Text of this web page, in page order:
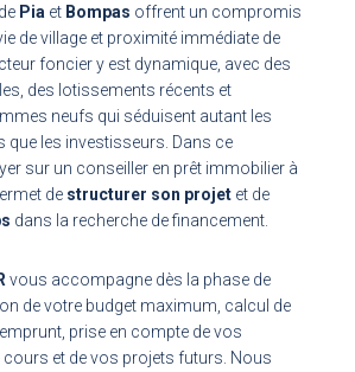
Pia et Bompas offrent un compromis
de village et proximité immédiate de
foncier y est dynamique, avec des
des lotissements récents et
neufs qui séduisent autant les
que les investisseurs. Dans ce
sur un conseiller en prêt immobilier à
de structurer son projetet de
dans la recherche de financement.
vous accompagne dès la phase de
de votre budget maximum, calcul de
prise en compte de vos
cours et de vos projets futurs. Nous